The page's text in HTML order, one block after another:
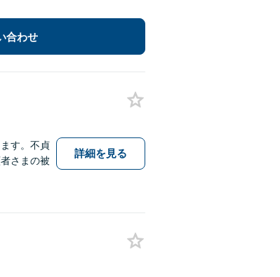
合わせ
す。不貞
さまの被
詳細を見る